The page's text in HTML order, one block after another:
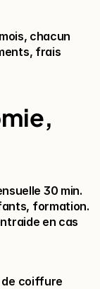
chacun
frais
30 min.
formation.
en cas
de coiffure